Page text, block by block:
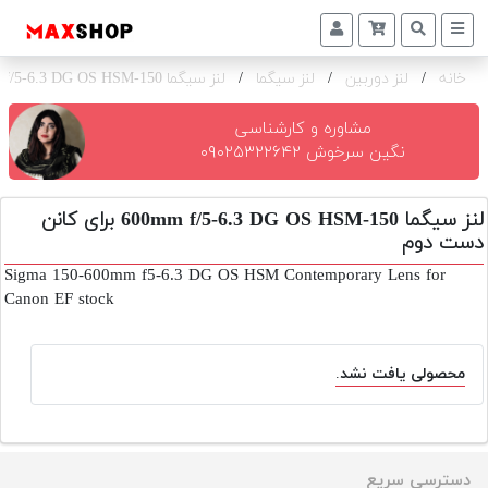
دوربین
و
تجهیزات
و
اکسسوری
بازار
اقساطی
و
خانه / لنز دوربین / لنز سیگما / لنز سیگما 150-600mm f/5-6.3 DG OS HSM برای کانن
مشاوره و کارشناسی
نگین سرخوش ۰۹۰۲۵۳۲۲۶۴۲
لنز سیگما 150-600mm f/5-6.3 DG OS HSM برای کانن
دست دوم
Sigma 150-600mm f5-6.3 DG OS HSM Contemporary Lens for
Canon EF stock
محصولی یافت نشد.
دسترسی سریع